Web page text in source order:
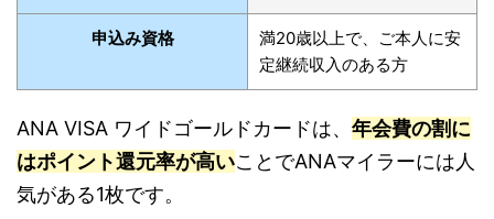
申込み資格
満20歳以上で、ご本人に安
定継続収入のある方
ANA VISA ワイドゴールドカードは、 年会費の割に
はポイント還元率が高いことでANAマイラーには人
気がある1枚です。